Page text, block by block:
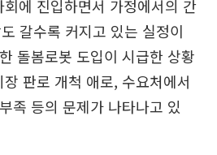
에 진입하면서 가정에서의 간
갈수록 커지고 있는 실정이
돌봄로봇 도입이 시급한 상황
판로 개척 애로, 수요처에서
족 등의 문제가 나타나고 있